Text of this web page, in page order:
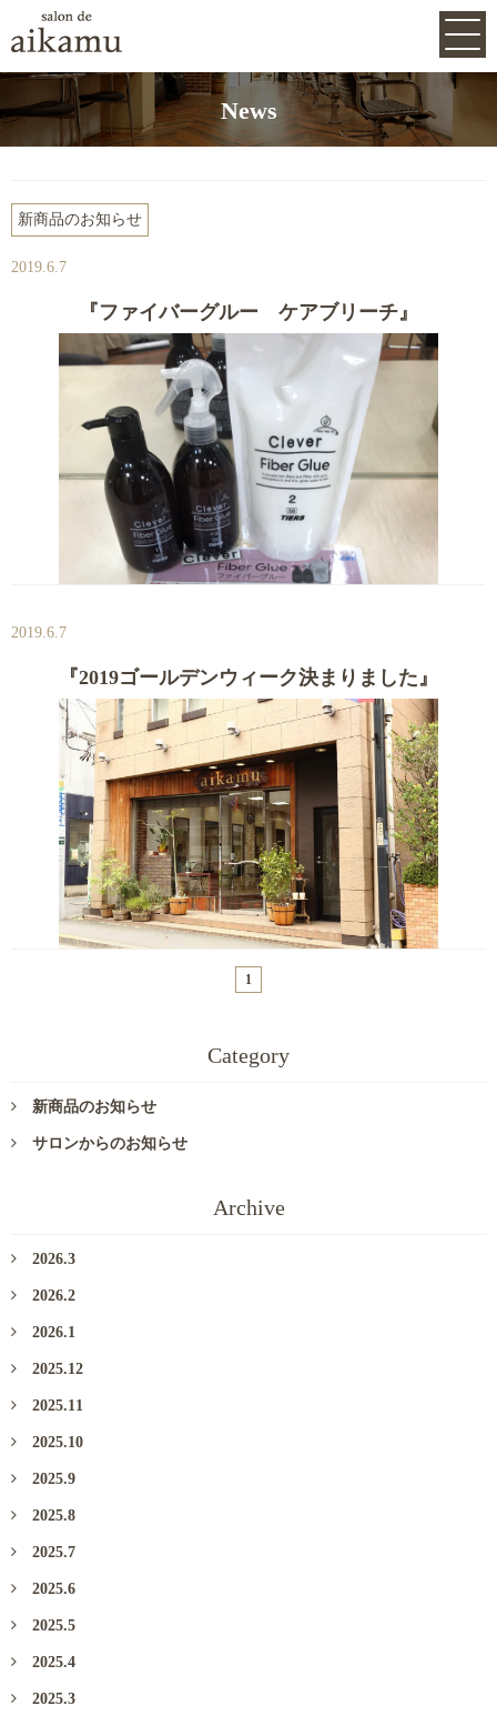
Top Concept Menu Style gallery Staff Salon
News
新商品のお知らせ
2019.6.7
『ファイバーグルー ケアブリーチ』
2019.6.7
『2019ゴールデンウィーク決まりました』
1
Category
新商品のお知らせ
サロンからのお知らせ
Archive
2026.3
2026.2
2026.1
2025.12
2025.11
2025.10
2025.9
2025.8
2025.7
2025.6
2025.5
2025.4
2025.3